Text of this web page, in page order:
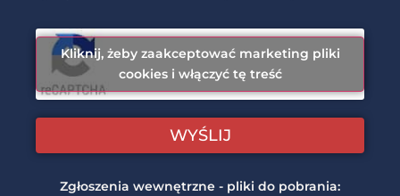
Kliknij, żeby zaakceptować marketing pliki
cookies i włączyć tę treść
WYŚLIJ
Zgłoszenia wewnętrzne - pliki do pobrania: